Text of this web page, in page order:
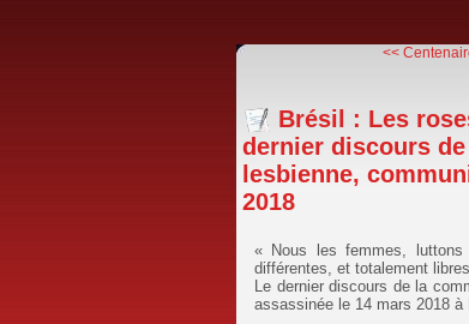
<<
Brésil : Les
dernier discours
lesbienne,
2018
« Nous les femmes, luttons
différentes, et totalement
Le dernier discours de la
assassinée le 14 mars 2018 à